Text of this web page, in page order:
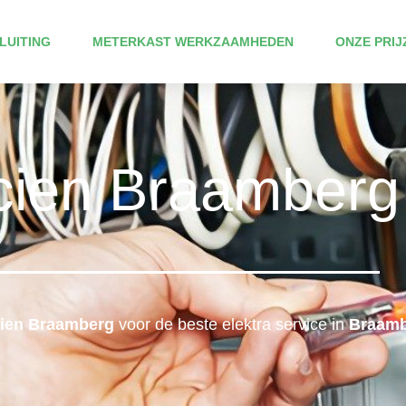
METERKAST WERKZAAMHEDEN ONZE
Braamberg
Braambergvoor de beste elektra service in